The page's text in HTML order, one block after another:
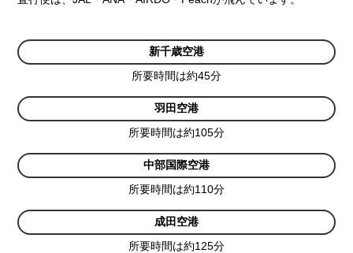
新千歳空港
所要時間は約45分
羽田空港
所要時間は約105分
中部国際空港
所要時間は約110分
成田空港
所要時間は約125分